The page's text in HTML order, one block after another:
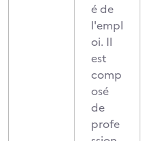
é de
l'empl
oi. Il
est
comp
osé
de
profe